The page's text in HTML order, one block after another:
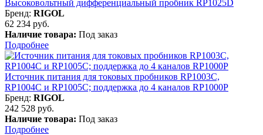
Высоковольтный дифференциальный пробник RP1025D
Бренд: RIGOL
62 234 руб.
Наличие товара: Под заказ
Подробнее
Источник питания для токовых пробников RP1003C,
RP1004C и RP1005C; поддержка до 4 каналов RP1000P
Бренд: RIGOL
242 528 руб.
Наличие товара: Под заказ
Подробнее